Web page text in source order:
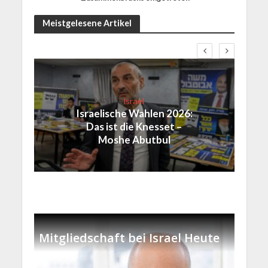
Meistgelesene Artikel
Israel
Israelische Wahlen 2026:
Das ist die Knesset –
Moshe Abutbul
Mitgliedschaft bei Israel Heute